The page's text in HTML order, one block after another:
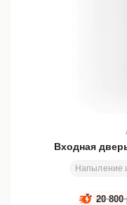
Входная
Напыление
20 800